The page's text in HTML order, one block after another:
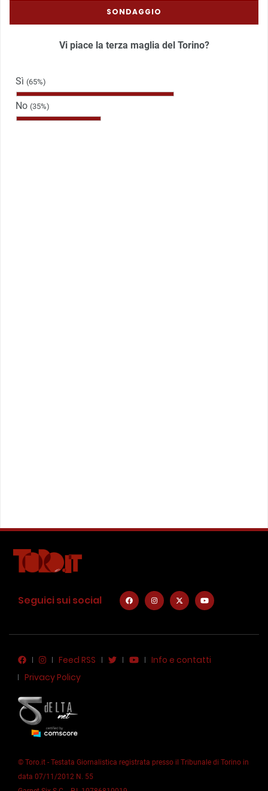
SONDAGGIO
Vi piace la terza maglia del Torino?
Sì (65%)
No (35%)
Seguici sui social
Feed RSS
Info e contatti
Privacy Policy
© Toro.it - Testata Giornalistica registrata presso il Tribunale di Torino in
data 07/11/2012 N. 55